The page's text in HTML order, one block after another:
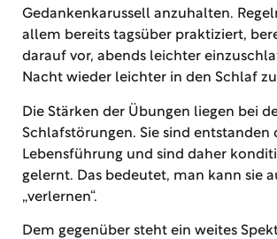
Gedankenkarussell anzuhalten.
allem bereits tagsüber praktiziert,
darauf vor, abends leichter
Nacht wieder leichter in den Schlaf
Die Stärken der Übungen liegen bei
Schlafstörungen. Sie sind entstanden
Lebensführung und sind daher
gelernt. Das bedeutet, man kann sie
„verlernen“.
Dem gegenüber steht ein weites